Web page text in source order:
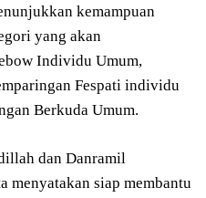
kemampuan
yang akan
Individu Umum,
Fespati individu
Berkuda Umum.
dan Danramil
menyatakan siap membantu